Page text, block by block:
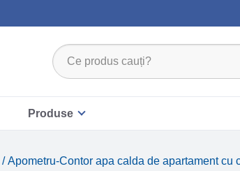
Produse
/ Apometru-Contor apa calda de apartament